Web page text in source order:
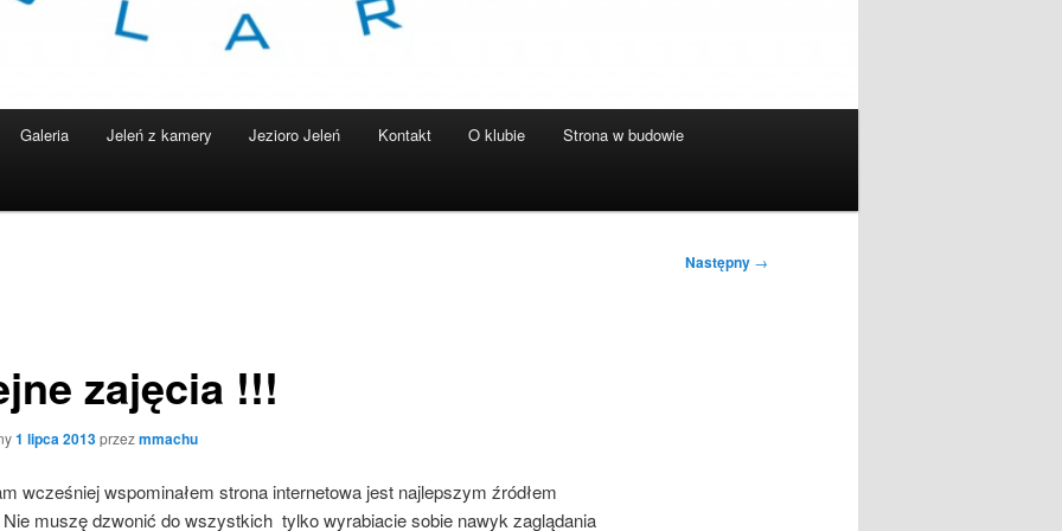
Galeria Jeleń z kamery Jezioro Jeleń Kontakt O klubie Strona w budowie
Następny →
zajęcia !!!
1 lipca 2013przezmmachu
wcześniej wspominałem strona internetowa jest najlepszym źródłem
Nie muszę dzwonić do wszystkich tylko wyrabiacie sobie nawyk zaglądania